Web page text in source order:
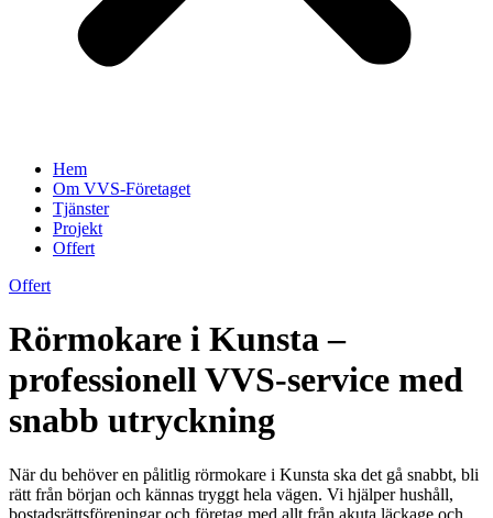
Hem
Om VVS-Företaget
Tjänster
Projekt
Offert
Offert
Rörmokare i Kunsta –
professionell VVS-service med
snabb utryckning
När du behöver en pålitlig rörmokare i Kunsta ska det gå snabbt, bli
rätt från början och kännas tryggt hela vägen. Vi hjälper hushåll,
bostadsrättsföreningar och företag med allt från akuta läckage och